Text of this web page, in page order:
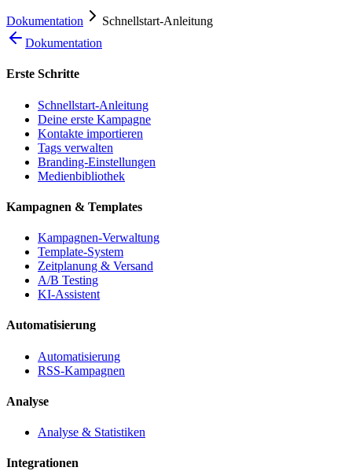
Dokumentation
Schnellstart-Anleitung
Dokumentation
Erste Schritte
Schnellstart-Anleitung
Deine erste Kampagne
Kontakte importieren
Tags verwalten
Branding-Einstellungen
Medienbibliothek
Kampagnen & Templates
Kampagnen-Verwaltung
Template-System
Zeitplanung & Versand
A/B Testing
KI-Assistent
Automatisierung
Automatisierung
RSS-Kampagnen
Analyse
Analyse & Statistiken
Integrationen